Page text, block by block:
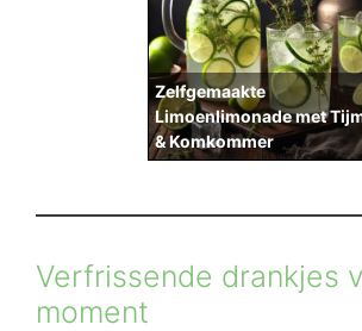
Zelfgemaakte
Limoenlimonade met
& Komkommer
Verfrissende drankjes
moment